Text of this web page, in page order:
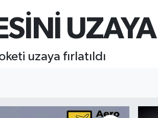
UZAYA
uzaya fırlatıldı